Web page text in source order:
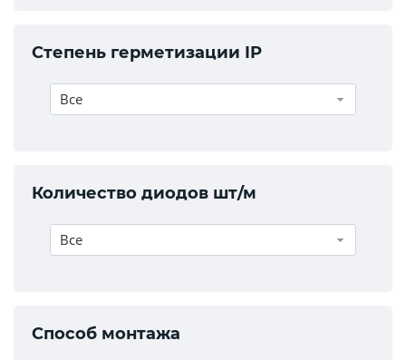
Степень герметизации IP
Все
Количество диодов шт/м
Все
Способ монтажа